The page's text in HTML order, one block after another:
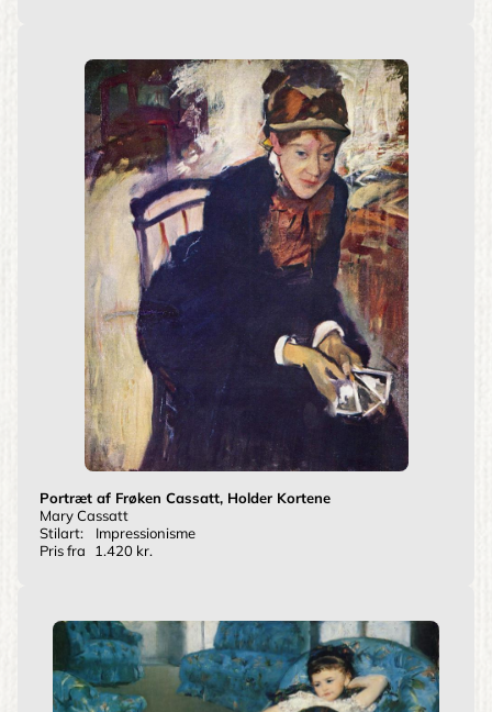
Portræt af Frøken Cassatt, Holder Kortene
Mary Cassatt
Stilart:
Impressionisme
Pris fra
1.420 kr.